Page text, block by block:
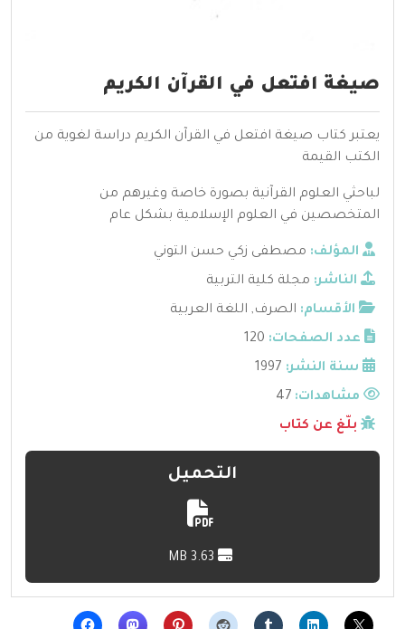
صيغة افتعل في القرآن الكريم
يعتبر كتاب صيغة افتعل في القرآن الكريم دراسة لغوية من
الكتب القيمة
لباحثي العلوم القرآنية بصورة خاصة وغيرهم من
المتخصصين في العلوم الإسلامية بشكل عام
المؤلف: مصطفى زكي حسن التوني
الناشر: مجلة كلية التربية
الأقسام: الصرف, اللغة العربية
عدد الصفحات: 120
سنة النشر: 1997
مشاهدات:
بلّغ عن كتاب
التحميل